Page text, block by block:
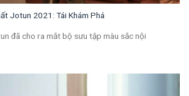
Jotun 2021: Tái Khám Phá
đã cho ra mắt bộ sưu tập màu sắc nội